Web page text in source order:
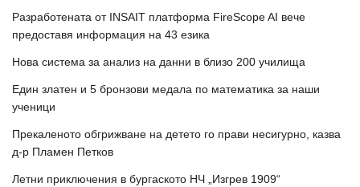
Разработената от INSAIT платформа FireScope AI вече
предоставя информация на 43 езика
Нова система за анализ на данни в близо 200 училища
Един златен и 5 бронзови медала по математика за наши
ученици
Прекаленото обгрижване на детето го прави несигурно, казва
д-р Пламен Петков
Летни приключения в бургаското НЧ „Изгрев 1909“